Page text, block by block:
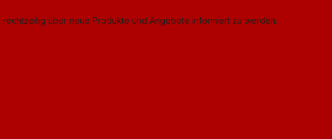
über neue Produkte und Angebote informiert zu werden.